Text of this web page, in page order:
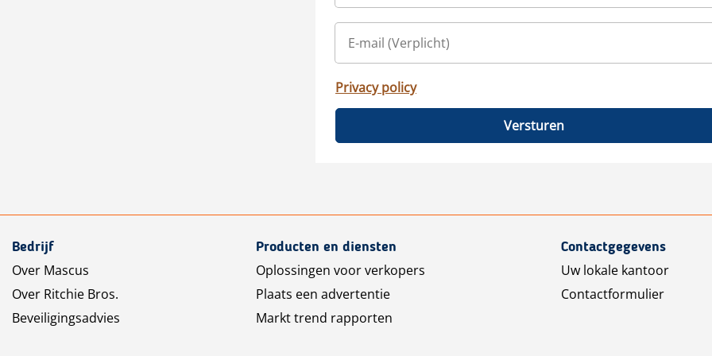
Privacy policy
Versturen
Bedrijf
Over Mascus
Over Ritchie Bros.
Beveiligingsadvies
Producten en diensten
Oplossingen voor verkopers
Plaats een advertentie
Markt trend rapporten
Contactgegevens
Uw lokale kantoor
Contactformulier